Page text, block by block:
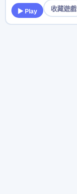
▶ Play 收藏遊戲